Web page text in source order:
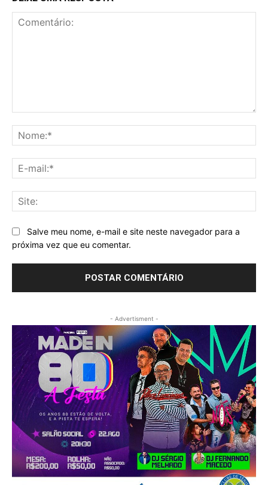
Salve meu nome, e-mail e site neste navegador para a
próxima vez que eu comentar.
- Advertisment -